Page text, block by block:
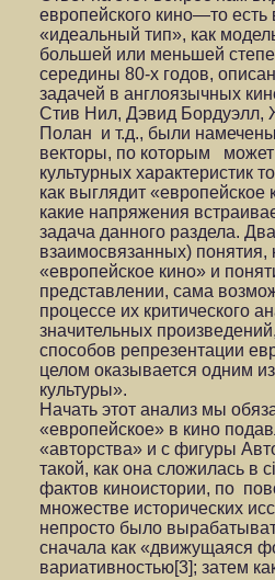
европейского кино—то
«идеальный тип», как
большей или меньшей
середины 80-х годов,
задачей в англоязычных
Стив Нил, Дэвид Бордуэлл,
Полан и т.д., были
векторы, по которым может
культурных характеристик
как выглядит «европейское
какие напряжения
задача данного раздела.
взаимосвязанных)
«европейское кино» и
представлении, сама
процессе их критического
значительных
способов репрезентации
целом оказывается одним
культуры».
Начать этот анализ мы
«европейское» в кино
«авторства» и с фигуры
такой, как она сложилась в
фактов киноистории, по
множестве исторических
непросто было
сначала как «движущаяся
вариативностью[3]; затем